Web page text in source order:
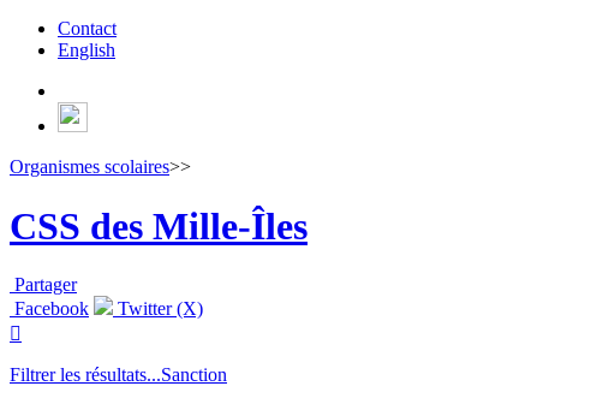
Contact
English
Organismes scolaires>>
CSS des Mille-Îles
Partager
Facebook
Twitter (X)

Filtrer les résultats...Sanction